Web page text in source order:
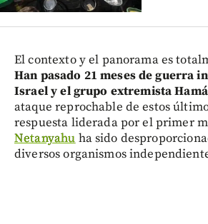
El contexto y el panorama es
Han pasado 21 meses de guerra
Israel y el grupo extremista
ataque reprochable de estos
respuesta liderada por el primer
Netanyahu ha sido
diversos organismos